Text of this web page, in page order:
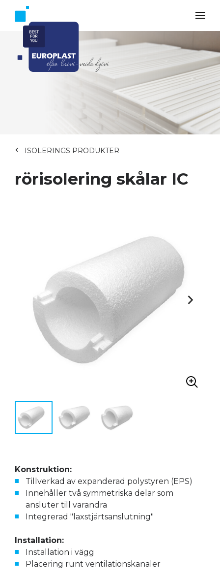
ISOLERINGS PRODUKTER
rörisolering skålar IC
Konstruktion:
Tillverkad av expanderad polystyren (EPS)
Innehåller två symmetriska delar som
ansluter till varandra
Integrerad "laxstjärtsanslutning"
Installation:
Installation i vägg
Placering runt ventilationskanaler